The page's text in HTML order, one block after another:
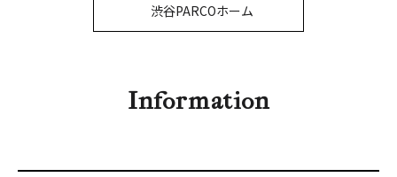
渋谷PARCOホーム
Information